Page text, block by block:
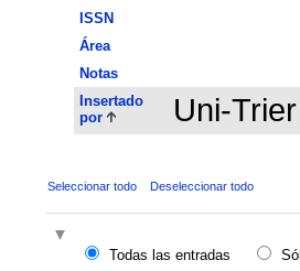
ISSN
Área
Notas
Insertado
por
Uni-
Seleccionar todo Deseleccionar todo
Todas las entradas